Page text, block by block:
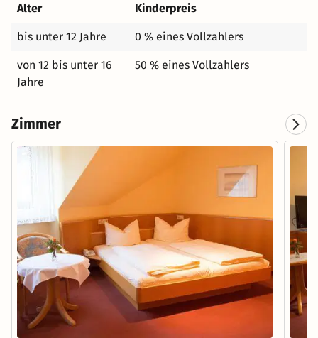
Alter
Kinderpreis
bis unter 12 Jahre 0 % eines Vollzahlers
von 12 bis unter 16
Jahre
50 % eines Vollzahlers
Zimmer